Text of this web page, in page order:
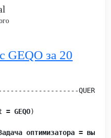
GEQO за 20
QUERY
GEQO)
оптимизатора =